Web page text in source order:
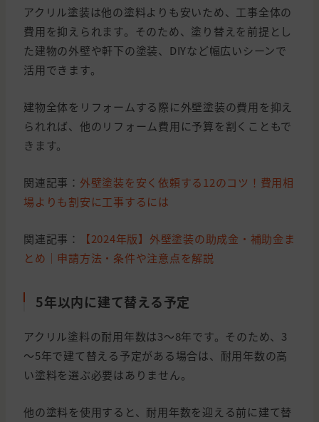
アクリル塗装は他の塗料よりも安いため、工事全体の
費用を抑えられます。そのため、塗り替えを前提とし
た建物の外壁や軒下の塗装、DIYなど幅広いシーンで
活用できます。
建物全体をリフォームする際に外壁塗装の費用を抑え
られれば、他のリフォーム費用に予算を割くこともで
きます。
関連記事： 外壁塗装を安く依頼する12のコツ！費用相
場よりも割安に工事するには
関連記事：
【2024年版】外壁塗装の助成金・補助金ま
とめ｜申請方法・条件や注意点を解説
5年以内に建て替える予定
アクリル塗料の耐用年数は3～8年です。そのため、3
～5年で建て替える予定がある場合は、耐用年数の高
い塗料を選ぶ必要はありません。
他の塗料を使用すると、耐用年数を迎える前に建て替